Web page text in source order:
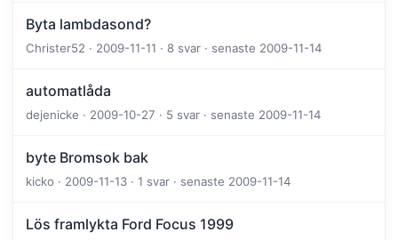
Byta lambdasond?
Christer52 · 2009-11-11 · 8 svar · senaste 2009-11-14
automatlåda
dejenicke · 2009-10-27 · 5 svar · senaste 2009-11-14
byte Bromsok bak
kicko · 2009-11-13 · 1 svar · senaste 2009-11-14
Lös framlykta Ford Focus 1999